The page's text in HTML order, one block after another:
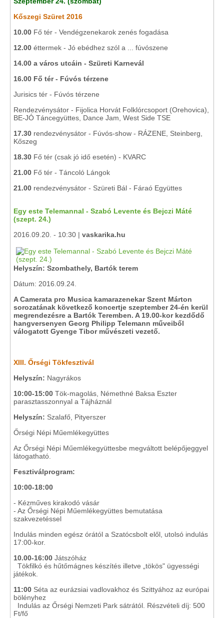
Kőszegi Szüret 2016
10.00 Fő tér - Vendégzenekarok zenés fogadása
12.00 éttermek - Jó ebédhez szól a ... fúvószene
14.00 a város utcáin - Szüreti Karnevál
16.00 Fő tér - Fúvós térzene
Jurisics tér - Fúvós térzene
Rendezvénysátor - Fijolica Horvát Folklórcsoport (Orehovica),
BE-JÓ Táncegyüttes, Dance Jam, West Side TSE
17.30 rendezvénysátor - Fúvós-show - RÁZENE, Steinberg,
Kőszeg
18.30 Fő tér (csak jó idő esetén) - KVARC
21.00 Fő tér - Táncoló Lángok
21.00 rendezvénysátor - Szüreti Bál - Fáraó Együttes
Egy este Telemannal - Szabó Levente és Bejczi Máté
(szept. 24.)
2016.09.20. - 10:30 | vaskarika.hu
Helyszín: Szombathely, Bartók terem
Dátum: 2016.09.24.
A Camerata pro Musica kamarazenekar Szent Márton
sorozatának következő koncertje szeptember 24-én kerül
megrendezésre a Bartók Teremben. A 19.00-kor kezdődő
hangversenyen Georg Philipp Telemann műveiből
válogatott Gyenge Tibor művészeti vezető.
XIII. Őrségi Tökfesztivál
Helyszín: Nagyrákos
10:00-15:00 Tök-magolás, Némethné Baksa Eszter
parasztasszonnyal a Tájháznál
Helyszín: Szalafő, Pityerszer
Őrségi Népi Műemlékegyüttes
Az Őrségi Népi Műemlékegyüttesbe megváltott belépőjeggyel
látogatható.
Fesztiválprogram:
10:00-18:00
- Kézműves kirakodó vásár
- Az Őrségi Népi Műemlékegyüttes bemutatása
szakvezetéssel
Indulás minden egész órától a Szatócsbolt elől, utolsó indulás
17:00-kor.
10.00-16:00 Játszóház
Tökfilkó és hűtőmágnes készítés illetve „tökös" ügyességi
játékok.
11:00 Séta az eurázsiai vadlovakhoz és Szittyához az európai
bölényhez
Indulás az Őrségi Nemzeti Park sátrától. Részvételi díj: 500
Ft/fő